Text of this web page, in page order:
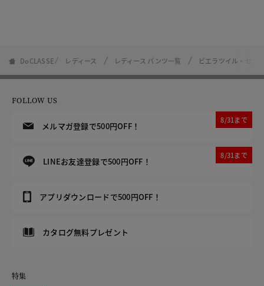
DoCLASSE レディース レディース パンツ一覧 ビエラツイル・セン
FOLLOW US
メルマガ登録で500円OFF！
8/31まで
LINEお友達登録で500円OFF！
8/31まで
アプリダウンロードで500円OFF！
カタログ無料プレゼント
特集